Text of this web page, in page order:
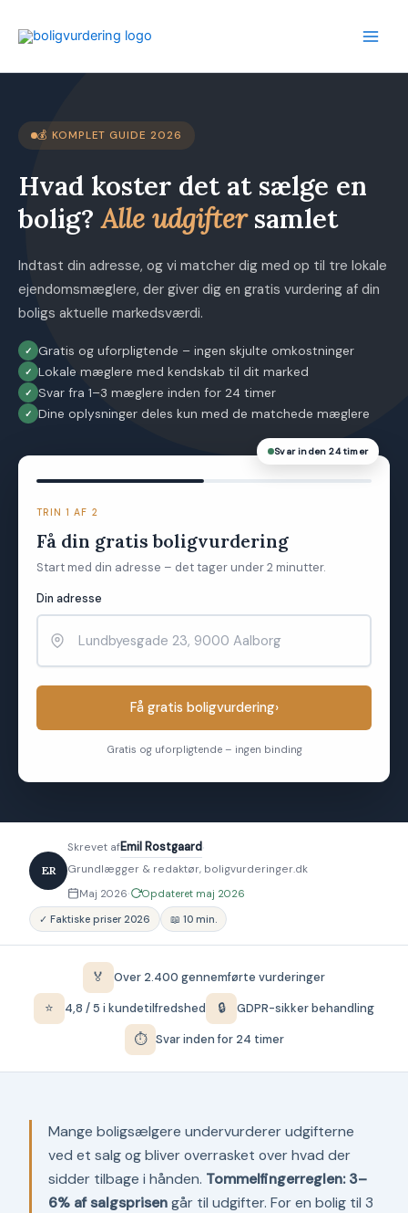
💰 KOMPLET GUIDE 2026
Hvad koster det at sælge en
bolig?Alle udgiftersamlet
Indtast din adresse, og vi matcher dig med op til tre lokale
ejendomsmæglere, der giver dig en gratis vurdering af din
boligs aktuelle markedsværdi.
Gratis og uforpligtende – ingen skjulte omkostninger
Lokale mæglere med kendskab til dit marked
Svar fra 1–3 mæglere inden for 24 timer
Dine oplysninger deles kun med de matchede mæglere
TRIN 1 AF 2
Få din gratis boligvurdering
Start med din adresse – det tager under 2 minutter.
Din adresse
Få gratis boligvurdering›
Gratis og uforpligtende – ingen binding
Svar inden 24 timer
ER
Skrevet afEmil Rostgaard·
Grundlægger & redaktør, boligvurderinger.dk
Maj 2026·
Opdateret maj 2026
✓ Faktiske priser 2026
📖 10 min.
🏅 Over 2.400 gennemførte vurderinger
⭐ 4,8 / 5 i kundetilfredshed 🔒 GDPR-sikker behandling
⏱ Svar inden for 24 timer
Mange boligsælgere undervurderer udgifterne
ved et salg og bliver overrasket over hvad der
sidder tilbage i hånden. Tommelfingerreglen: 3–
6% af salgsprisengår til udgifter. For en bolig til 3